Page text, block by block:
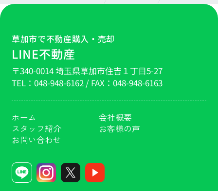
草加市で不動産購入・売却
LINE不動産
〒340-0014 埼玉県草加市住吉１丁目5-27
TEL： 048-948-6162/ FAX： 048-948-6163
ホーム
会社概要
スタッフ紹介
お客様の声
お問い合わせ